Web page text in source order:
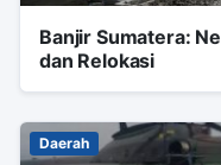
Banjir Sumatera:
dan Relokasi
Daerah